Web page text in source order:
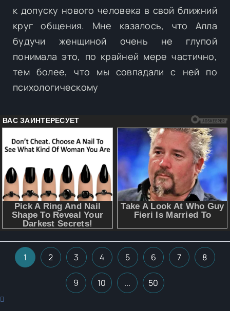
к допуску нового человека в свой ближний
круг общения. Мне казалось, что Алла
будучи женщиной очень не глупой
понимала это, по крайней мере частично,
тем более, что мы совпадали с ней по
психологическому
1 2 3 4 5 6 7 8
9 10 ... 50